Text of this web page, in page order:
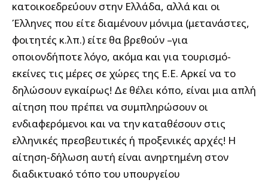
κατοικοεδρεύουν στην Ελλάδα, αλλά και οι
Έλληνες που είτε διαμένουν μόνιμα (μετανάστες,
φοιτητές κ.λπ.) είτε θα βρεθούν –για
οποιονδήποτε λόγο, ακόμα και για τουρισμό-
εκείνες τις μέρες σε χώρες της Ε.Ε. Αρκεί να το
δηλώσουν εγκαίρως! Δε θέλει κόπο, είναι μια απλή
αίτηση που πρέπει να συμπληρώσουν οι
ενδιαφερόμενοι και να την καταθέσουν στις
ελληνικές πρεσβευτικές ή προξενικές αρχές! Η
αίτηση-δήλωση αυτή είναι ανηρτημένη στον
διαδικτυακό τόπο του υπουργείου